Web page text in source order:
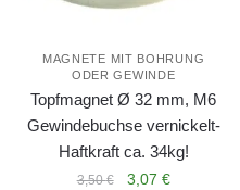
MAGNETE MIT BOHRUNG
ODER GEWINDE
Topfmagnet Ø 32 mm, M6
Gewindebuchse vernickelt-
Haftkraft ca. 34kg!
3,50€
Ursprünglicher
3,07 €Aktueller